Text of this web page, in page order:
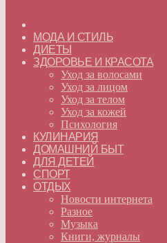
МОДА И СТИЛЬ
ДИЕТЫ
ЗДОРОВЬЕ И КРАСОТА
Уход за волосами
Уход за лицом
Уход за телом
Уход за кожей
Психология
КУЛИНАРИЯ
ДОМАШНИЙ БЫТ
ДЛЯ ДЕТЕЙ
СПОРТ
ОТДЫХ
Новости интернета
Разное
Музыка
Книги, журналы